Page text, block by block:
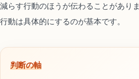
減らす行動のほうが伝わることがあり
行動は具体的にするのが基本です。
判断の軸